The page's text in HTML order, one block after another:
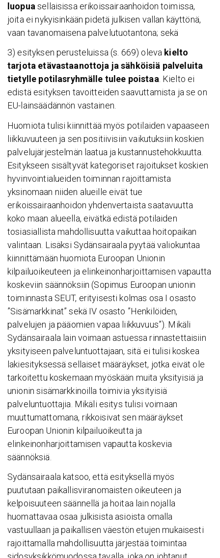
luopua sellaisissa erikoissairaanhoidon toimissa,
joita ei nykyisinkään pidetä julkisen vallan käyttönä,
vaan tavanomaisena palvelutuotantona; sekä
3) esityksen perusteluissa (s. 669) oleva kielto
tarjota etävastaanottoja ja sähköisiä palveluita
tietylle potilasryhmälle tulee poistaa. Kielto ei
edistä esityksen tavoitteiden saavuttamista ja se on
EU-lainsäädännön vastainen.
Huomiota tulisi kiinnittää myös potilaiden vapaaseen
liikkuvuuteen ja sen positiivisiin vaikutuksiin koskien
palvelujärjestelmän laatua ja kustannustehokkuutta.
Esitykseen sisältyvät kategoriset rajoitukset koskien
hyvinvointialueiden toiminnan rajoittamista
yksinomaan niiden alueille eivät tue
erikoissairaanhoidon yhdenvertaista saatavuutta
koko maan alueella, eivätkä edistä potilaiden
tosiasiallista mahdollisuutta vaikuttaa hoitopaikan
valintaan. Lisäksi Sydänsairaala pyytää valiokuntaa
kiinnittämään huomiota Euroopan Unionin
kilpailuoikeuteen ja elinkeinonharjoittamisen vapautta
koskeviin säännöksiin (Sopimus Euroopan unionin
toiminnasta SEUT, erityisesti kolmas osa I osasto
”Sisämarkkinat” sekä IV osasto ”Henkilöiden,
palvelujen ja pääomien vapaa liikkuvuus”). Mikäli
Sydänsairaala lain voimaan astuessa rinnastettaisiin
yksityiseen palveluntuottajaan, sitä ei tulisi koskea
lakiesityksessä sellaiset määräykset, jotka eivät ole
tarkoitettu koskemaan myöskään muita yksityisiä ja
unionin sisämarkkinoilla toimivia yksityisiä
palveluntuottajia. Mikäli esitys tulisi voimaan
muuttumattomana, rikkoisivat sen määräykset
Euroopan Unionin kilpailuoikeutta ja
elinkeinonharjoittamisen vapautta koskevia
säännöksiä.
Sydänsairaala katsoo, että esityksellä myös
puututaan paikallisviranomaisten oikeuteen ja
kelpoisuuteen säännellä ja hoitaa lain nojalla
huomattavaa osaa julkisista asioista omalla
vastuullaan ja paikallisen väestön etujen mukaisesti
rajoittamalla mahdollisuutta järjestää toimintaa